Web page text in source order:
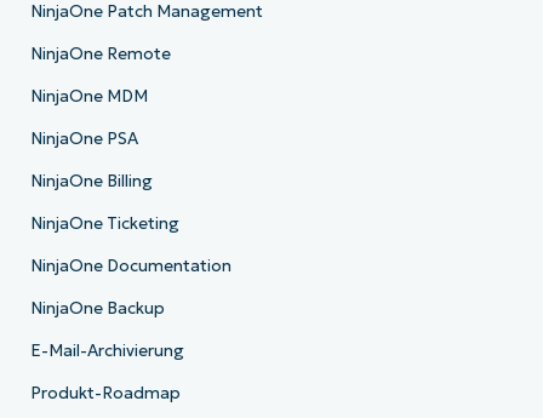
NinjaOne Patch Management
NinjaOne Remote
NinjaOne MDM
NinjaOne PSA
NinjaOne Billing
NinjaOne Ticketing
NinjaOne Documentation
NinjaOne Backup
E-Mail-Archivierung
Produkt-Roadmap